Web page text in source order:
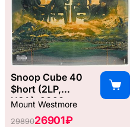
Snoop Cube 40
$hort (2LP,
USA), 2023
Mount Westmore
2989026901 ₽